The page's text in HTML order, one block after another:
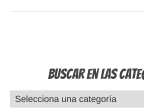
Buscar en las